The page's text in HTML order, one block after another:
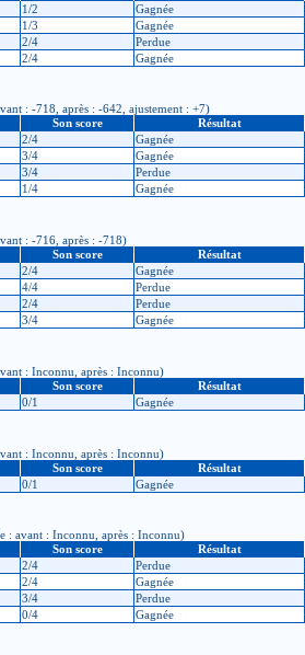
1/2 Gagnée
1/3 Gagnée
2/4 Perdue
2/4 Gagnée
: -718, après : -642, ajustement : +7)
Son score Résultat
2/4 Gagnée
3/4 Gagnée
3/4 Perdue
1/4 Gagnée
: -716, après : -718)
Son score Résultat
2/4 Gagnée
4/4 Perdue
2/4 Perdue
3/4 Gagnée
: Inconnu, après : Inconnu)
Son score Résultat
0/1 Gagnée
: Inconnu, après : Inconnu)
Son score Résultat
0/1 Gagnée
: avant : Inconnu, après : Inconnu)
Son score Résultat
2/4 Perdue
2/4 Gagnée
3/4 Perdue
0/4 Gagnée